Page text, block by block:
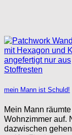
mein Mann ist Schuld!
Mein Mann
Wohnzimmer auf.
dazwischen